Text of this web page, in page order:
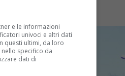
e le informazioni
univoci e altri dati
questi ultimi, da loro
specifico da
dati di